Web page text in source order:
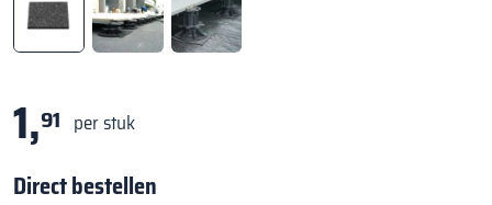
1,91 per stuk
Direct bestellen